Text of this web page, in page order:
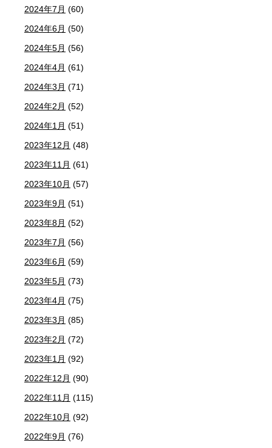
2024年7月 (60)
2024年6月 (50)
2024年5月 (56)
2024年4月 (61)
2024年3月 (71)
2024年2月 (52)
2024年1月 (51)
2023年12月 (48)
2023年11月 (61)
2023年10月 (57)
2023年9月 (51)
2023年8月 (52)
2023年7月 (56)
2023年6月 (59)
2023年5月 (73)
2023年4月 (75)
2023年3月 (85)
2023年2月 (72)
2023年1月 (92)
2022年12月 (90)
2022年11月 (115)
2022年10月 (92)
2022年9月 (76)